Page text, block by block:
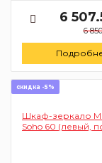
6
6
скидка -5%
Шкаф-зеркало
Soho 60 (левый,